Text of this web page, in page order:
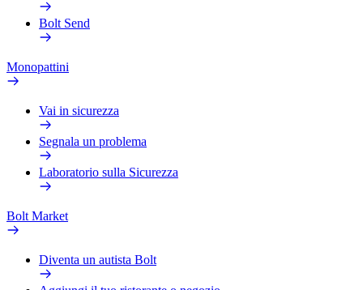
Bolt Send
Monopattini
Vai in sicurezza
Segnala un problema
Laboratorio sulla Sicurezza
Bolt Market
Diventa un autista Bolt